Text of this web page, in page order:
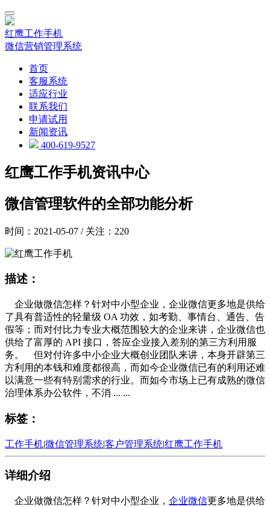
红鹰工作手机
微信营销管理系统
首页
客服系统
适应行业
联系我们
申请试用
新闻资讯
400-619-9527
红鹰工作手机资讯中心
微信管理软件的全部功能分析
时间：2021-05-07 / 关注：220
描述：
企业做微信怎样？针对中小型企业，企业微信更多地是供给
了具有普适性的轻量级 OA 功效，如考勤、事情台、通告、告
假等；而对付比力专业大概范围较大的企业来讲，企业微信也
供给了富厚的 API 接口，答应企业接入差别的第三方利用服
务。 但对付许多中小企业大概创业团队来讲，本身开辟第三
方利用的本钱和难度都很高，而如今企业微信已有的利用还难
以满意一些有特别需求的行业。而如今市场上已有成熟的微信
治理体系办公软件，不消 ... ...
标签：
工作手机|微信管理系统|客户管理系统|红鹰工作手机
详细介绍
企业做微信怎样？针对中小型企业， 企业微信更多地是供给